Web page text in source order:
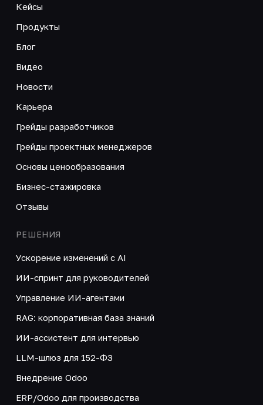
Кейсы
Продукты
Блог
Видео
Новости
Карьера
Грейды разработчиков
Грейды проектных менеджеров
Основы ценообразования
Бизнес-стажировка
Отзывы
РЕШЕНИЯ
Ускорение изменений с AI
ИИ-спринт для руководителей
Управление ИИ-агентами
RAG: корпоративная база знаний
ИИ-ассистент для интервью
LLM-шлюз для 152-ФЗ
Внедрение Odoo
ERP/Odoo для производства